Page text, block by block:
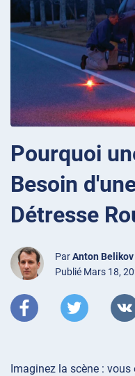
Pourquoi
Besoin
Détresse
ParAnton Belikov
Publié Mars 18,
Imaginez la scène : vous